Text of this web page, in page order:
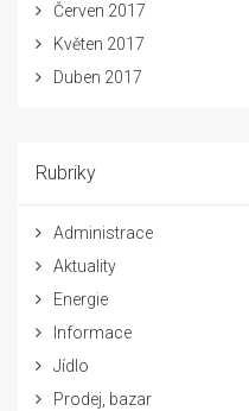
Červen 2017
Květen 2017
Duben 2017
Rubriky
Administrace
Aktuality
Energie
Informace
Jídlo
Prodej, bazar